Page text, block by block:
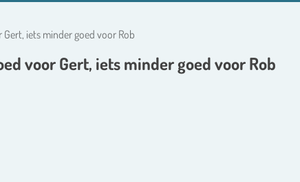
iets minder goed voor Rob
voor Gert, iets minder goed voor Rob